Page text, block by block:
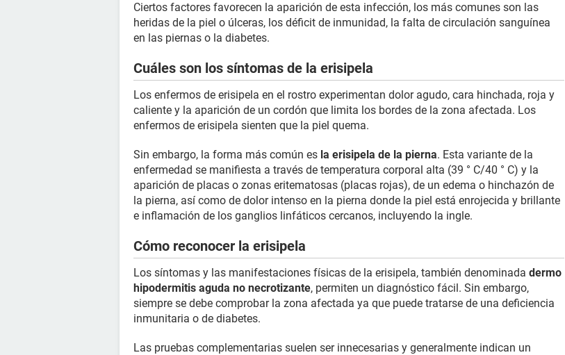
Ciertos factores favorecen la aparición de esta infección, los más comunes son las
heridas de la piel o úlceras, los déficit de inmunidad, la falta de circulación sanguínea
en las piernas o la diabetes.
Cuáles son los síntomas de la erisipela
Los enfermos de erisipela en el rostro experimentan dolor agudo, cara hinchada, roja y
caliente y la aparición de un cordón que limita los bordes de la zona afectada. Los
enfermos de erisipela sienten que la piel quema.
Sin embargo, la forma más común es la erisipela de la pierna. Esta variante de la
enfermedad se manifiesta a través de temperatura corporal alta (39 ° C/40 ° C) y la
aparición de placas o zonas eritematosas (placas rojas), de un edema o hinchazón de
la pierna, así como de dolor intenso en la pierna donde la piel está enrojecida y brillante
e inflamación de los ganglios linfáticos cercanos, incluyendo la ingle.
Cómo reconocer la erisipela
Los síntomas y las manifestaciones físicas de la erisipela, también denominada dermo
hipodermitis aguda no necrotizante, permiten un diagnóstico fácil. Sin embargo,
siempre se debe comprobar la zona afectada ya que puede tratarse de una deficiencia
inmunitaria o de diabetes.
Las pruebas complementarias suelen ser innecesarias y generalmente indican un